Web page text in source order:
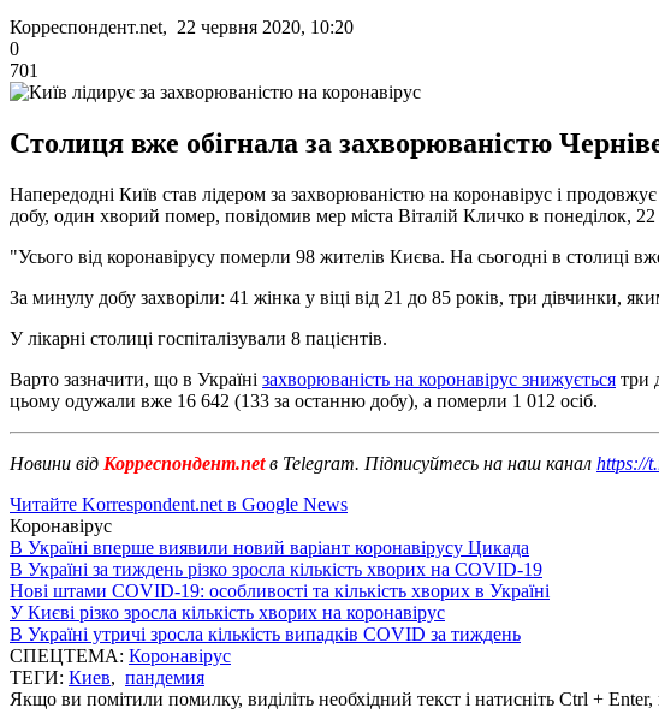
Корреспондент.net, 22 червня 2020, 10:20
0
701
Столиця вже обігнала за захворюваністю
Напередодні Київ став лідером за захворюваністю на коронавірус і
добу, один хворий помер, повідомив мер міста Віталій Кличко в понеділок, 22
"Усього від коронавірусу померли 98 жителів Києва. На сьогодні в столиці
За минулу добу захворіли: 41 жінка у віці від 21 до 85 років, три дівчинки,
У лікарні столиці госпіталізували 8 пацієнтів.
Варто зазначити, що в Україні захворюваність на коронавірус знижується три
цьому одужали вже 16 642 (133 за останню добу), а померли 1 012 осіб.
Новини від Корреспондент.netв Telegram. Підписуйтесь на наш канал https://
Читайте Korrespondent.net в Google News
Коронавірус
В Україні вперше виявили новий варіант коронавірусу Цикада
В Україні за тиждень різко зросла кількість хворих на COVID-19
Нові штами COVID-19: особливості та кількість хворих в Україні
У Києві різко зросла кількість хворих на коронавірус
В Україні утричі зросла кількість випадків COVID за тиждень
СПЕЦТЕМА: Коронавірус
ТЕГИ: Киев, пандемия
Якщо ви помітили помилку, виділіть необхідний текст і натисніть Ctrl +